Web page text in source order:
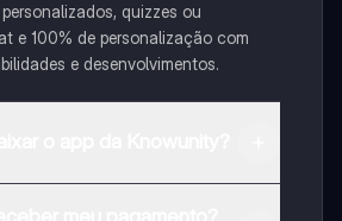
quizzes ou
e 100% de personalização com
e desenvolvimentos.